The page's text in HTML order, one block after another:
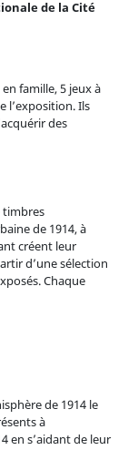
de la Cité
famille, 5 jeux à
l’exposition. Ils
des
timbres
de 1914, à
créent leur
d’une sélection
Chaque
de 1914 le
à
en s’aidant de leur